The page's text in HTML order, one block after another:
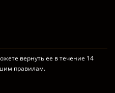
вернуть ее в течение 14
правилам.